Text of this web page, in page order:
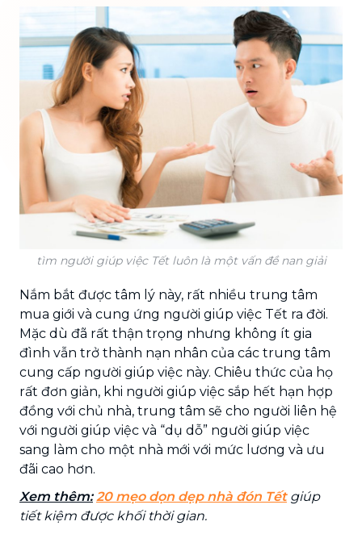
tìm người giúp việc Tết luôn là một vấn đề nan giải
Nắm bắt được tâm lý này, rất nhiều trung tâm
mua giới và cung ứng người giúp việc Tết ra đời.
Mặc dù đã rất thận trọng nhưng không ít gia
đình vẫn trở thành nạn nhân của các trung tâm
cung cấp người giúp việc này. Chiêu thức của họ
rất đơn giản, khi người giúp việc sắp hết hạn hợp
đồng với chủ nhà, trung tâm sẽ cho người liên hệ
với người giúp việc và “dụ dỗ” người giúp việc
sang làm cho một nhà mới với mức lương và ưu
đãi cao hơn.
Xem thêm: 20 mẹo dọn dẹp nhà đón Tếtgiúp
tiết kiệm được khối thời gian.